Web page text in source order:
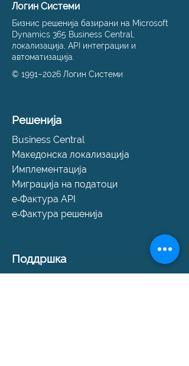
Логин Системи
Бизнис решенија базирани на Microsoft
Dynamics 365 Business Central,
локализација, API интеграции и
автоматизација.
© 1991–2026 Логин Системи
Решенија
Business Central
Македонска локализација
Имплементација
Миграција на податоци
е‑Фактура API
е‑Фактура решенија
Поддршка